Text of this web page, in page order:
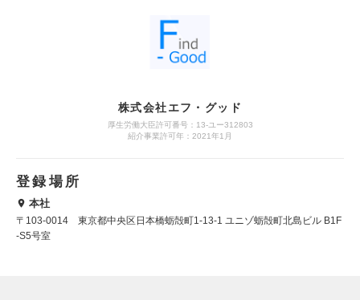
株式会社エフ・グッド
厚生労働大臣許可番号：13-ユー312803
紹介事業許可年：2021年1月
登録場所
本社
〒103-0014 東京都中央区日本橋蛎殻町1-13-1 ユニゾ蛎殻町北島ビル B1F
-S5号室